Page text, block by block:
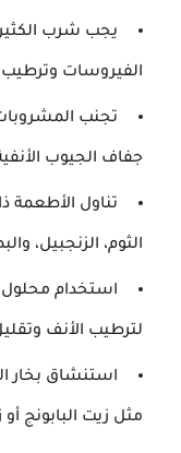
يجب شرب
الفيروسات وترطيب
تجنب
جفاف الجيوب
تناول الأطعمة
الثوم، الزنجبيل،
استخدام محلول
لترطيب الأنف
مثل زيت البابونج أو